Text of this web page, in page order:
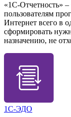
«1С-Отчетность»
пользователям
Интернет всего в
сформировать
назначению, не
1С-ЭДО